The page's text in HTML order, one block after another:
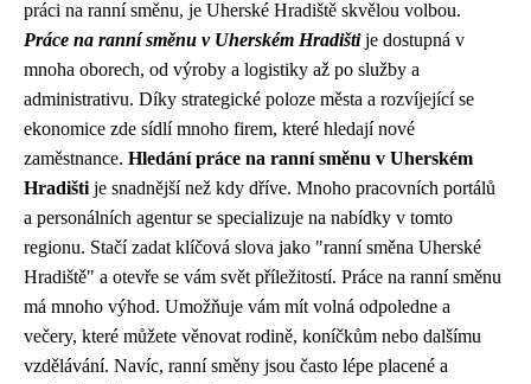
práci na ranní směnu, je Uherské Hradiště skvělou volbou.
Práce na ranní směnu v Uherském Hradištije dostupná v
mnoha oborech, od výroby a logistiky až po služby a
administrativu. Díky strategické poloze města a rozvíjející se
ekonomice zde sídlí mnoho firem, které hledají nové
zaměstnance. Hledání práce na ranní směnu v Uherském
Hradišti je snadnější než kdy dříve. Mnoho pracovních portálů
a personálních agentur se specializuje na nabídky v tomto
regionu. Stačí zadat klíčová slova jako "ranní směna Uherské
Hradiště" a otevře se vám svět příležitostí. Práce na ranní směnu
má mnoho výhod. Umožňuje vám mít volná odpoledne a
večery, které můžete věnovat rodině, koníčkům nebo dalšímu
vzdělávání. Navíc, ranní směny jsou často lépe placené a